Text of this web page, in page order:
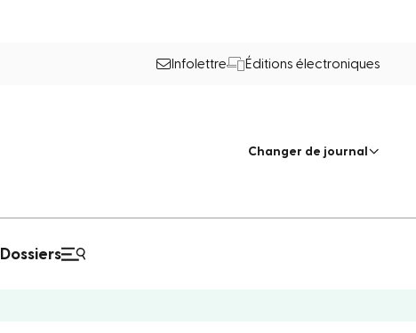
Infolettre Éditions électroniques
Changer de journal
Dossiers